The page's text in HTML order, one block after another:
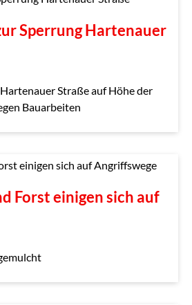
Sperrung Hartenauer
Straße auf Höhe der
Bauarbeiten
Forst einigen sich auf